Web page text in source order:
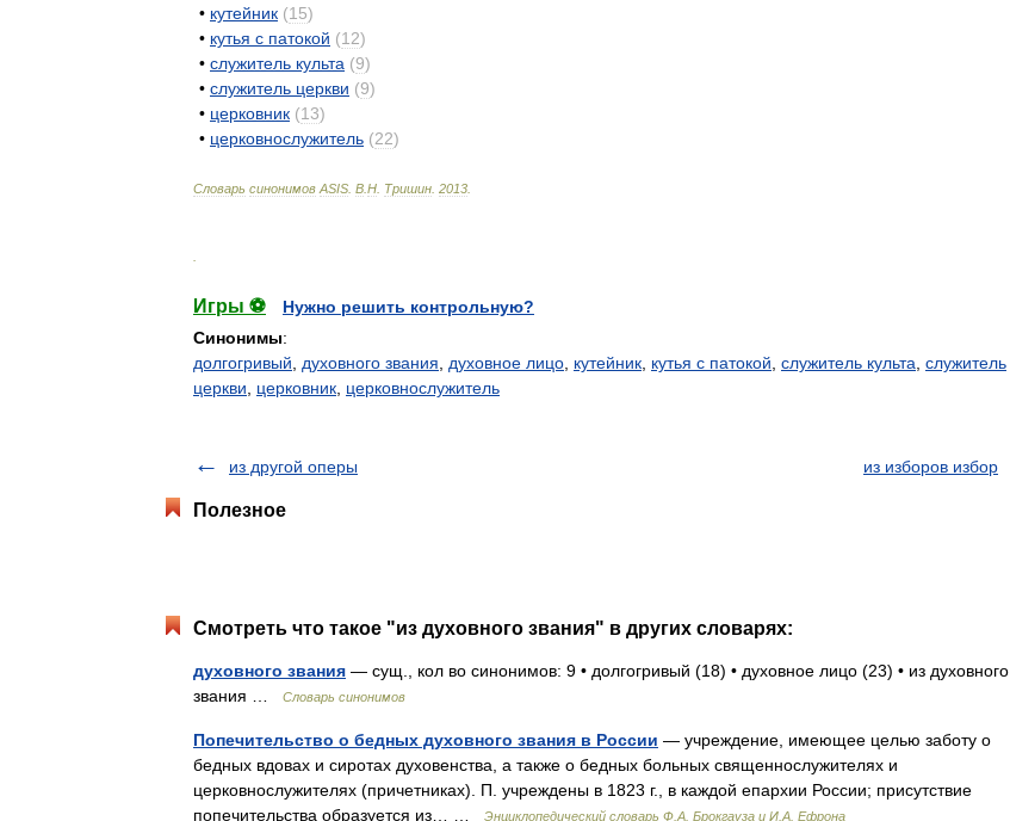
• кутейник (15)
• кутья с патокой (12)
• служитель культа (9)
• служитель церкви (9)
• церковник (13)
• церковнослужитель (22)
Словарь синонимов ASIS В Н Тришин 2013
Игры ⚽
Нужно решить контрольную?
Синонимы:
долгогривый
духовного звания духовное лицо кутейник кутья с патокой служитель культа служитель
церкви
церковник церковнослужитель
из другой оперы из изборов избор
Полезное
Смотреть что такое "из духовного звания" в других словарях:
духовного звания — сущ., кол во синонимов: 9 • долгогривый (18) • духовное лицо (23) • из духовного
звания …
Словарь синонимов
Попечительство о бедных духовного звания в России — учреждение, имеющее целью заботу о
бедных вдовах и сиротах духовенства, а также о бедных больных священнослужителях и
церковнослужителях (причетниках). П. учреждены в 1823 г., в каждой епархии России; присутствие
попечительства образуется из… …
Энциклопедический словарь Ф.А. Брокгауза и И.А. Ефрона